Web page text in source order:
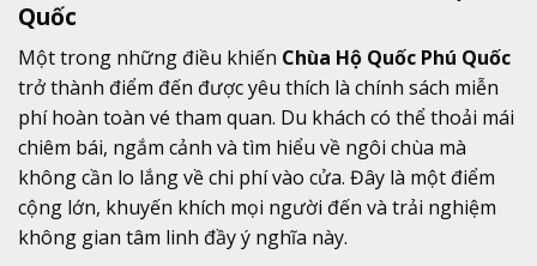
Quốc
Một trong những điều khiến Chùa Hộ Quốc Phú Quốc
trở thành điểm đến được yêu thích là chính sách miễn
phí hoàn toàn vé tham quan. Du khách có thể thoải mái
chiêm bái, ngắm cảnh và tìm hiểu về ngôi chùa mà
không cần lo lắng về chi phí vào cửa. Đây là một điểm
cộng lớn, khuyến khích mọi người đến và trải nghiệm
không gian tâm linh đầy ý nghĩa này.